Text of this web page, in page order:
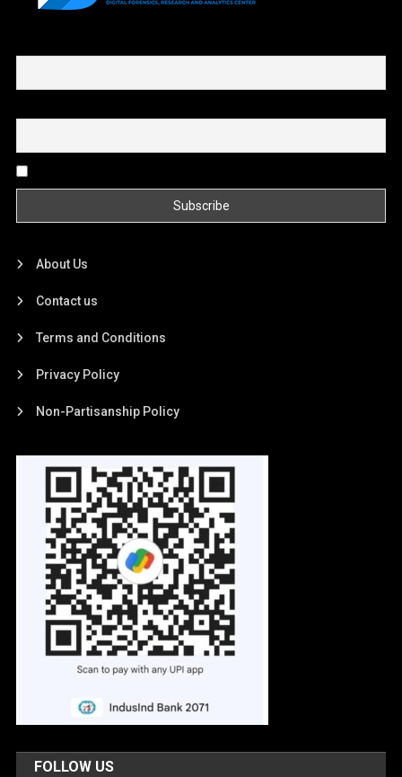
About Us
Contact us
Terms and Conditions
Privacy Policy
Non-Partisanship Policy
FOLLOW US